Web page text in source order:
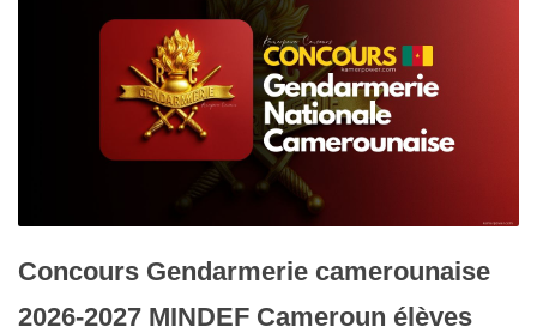
Concours Gendarmerie camerounaise
2026-2027 MINDEF Cameroun élèves